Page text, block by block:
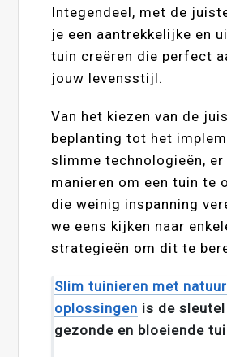
Integendeel, met de
je een aantrekkelijke en
tuin creëren die perfect
jouw levensstijl.
Van het kiezen van de
beplanting tot het
slimme technologieën,
manieren om een tuin te
die weinig inspanning
we eens kijken naar
strategieën om dit te
Slim tuinieren met
oplossingen is de
gezonde en bloeiende